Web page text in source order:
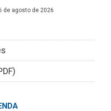
de agosto de 2026